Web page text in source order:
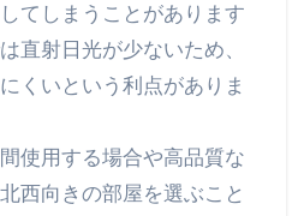
てしまうことがあります
直射日光が少ないため、
くいという利点がありま
使用する場合や高品質な
西向きの部屋を選ぶこと